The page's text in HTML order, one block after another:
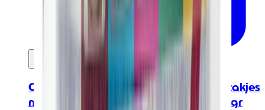
In mijn winkelwagen
Ontdekkingsdoos - 45 verpakte theezakjes
met biologische thee en infusies - 96 gr